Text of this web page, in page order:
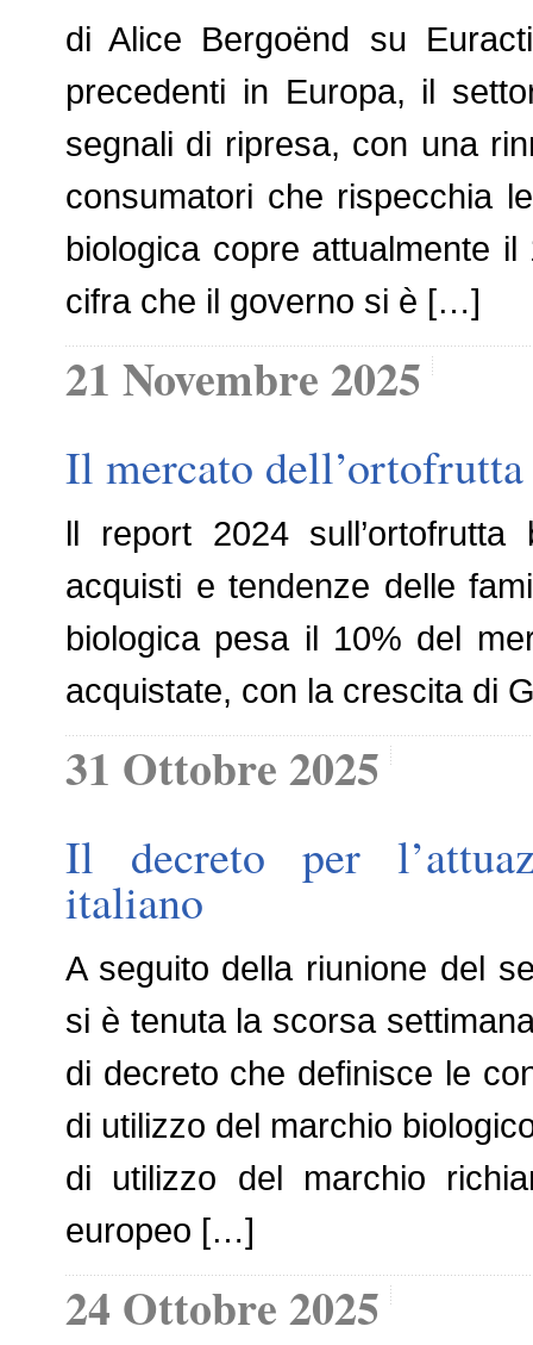
di Alice Bergoënd su
precedenti in Europa, il
segnali di ripresa, con una
consumatori che rispecchia
biologica copre attualmente
cifra che il governo si è […]
21 Novembre 2025
Il mercato
ll report 2024
acquisti e tendenze delle
biologica pesa il 10% del
acquistate, con la crescita di
31 Ottobre 2025
Il decreto per
italiano
A seguito della riunione del
si è tenuta la scorsa
di decreto che definisce le
di utilizzo del marchio
di utilizzo del marchio
europeo […]
24 Ottobre 2025